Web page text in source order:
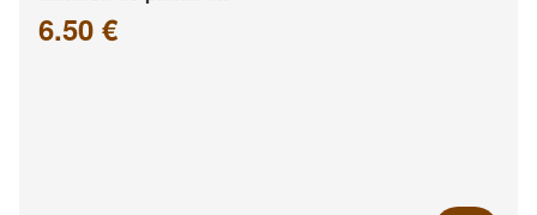
6.50 €